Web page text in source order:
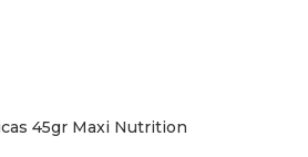
45gr Maxi Nutrition